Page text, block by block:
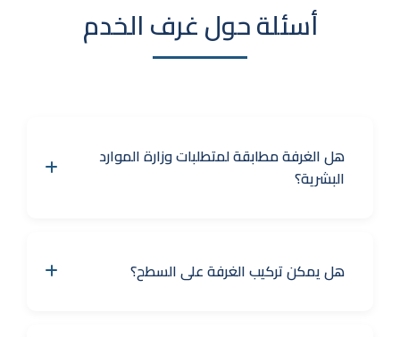
أسئلة حول غرف الخدم
هل الغرفة مطابقة لمتطلبات وزارة الموارد
البشرية؟
هل يمكن تركيب الغرفة على السطح؟